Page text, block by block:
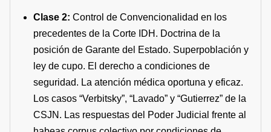
Clase 2:Control de Convencionalidad en los
precedentes de la Corte IDH. Doctrina de la
posición de Garante del Estado. Superpoblación y
ley de cupo. El derecho a condiciones de
seguridad. La atención médica oportuna y eficaz.
Los casos “Verbitsky”, “Lavado” y “Gutierrez” de la
CSJN. Las respuestas del Poder Judicial frente al